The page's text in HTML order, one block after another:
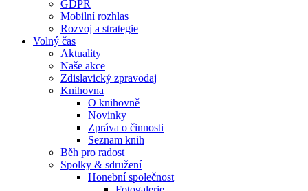
GDPR
Mobilní rozhlas
Rozvoj a strategie
Volný čas
Aktuality
Naše akce
Zdislavický zpravodaj
Knihovna
O knihovně
Novinky
Zpráva o činnosti
Seznam knih
Běh pro radost
Spolky & sdružení
Honební společnost